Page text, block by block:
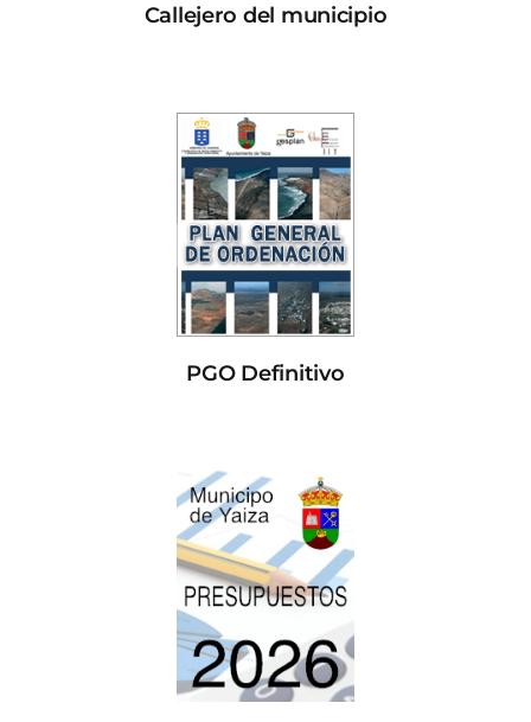
Callejero del municipio
PGO Definitivo